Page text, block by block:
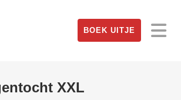
BOEK UITJE
XXL